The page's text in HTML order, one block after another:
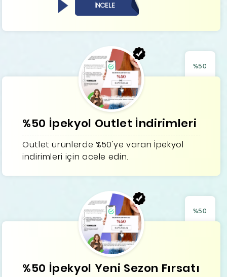
İNCELE
%50
%50 İpekyol Outlet İndirimleri
Outlet ürünlerde %50'ye varan İpekyol
indirimleri için acele edin.
%50
%50 İpekyol Yeni Sezon Fırsatı